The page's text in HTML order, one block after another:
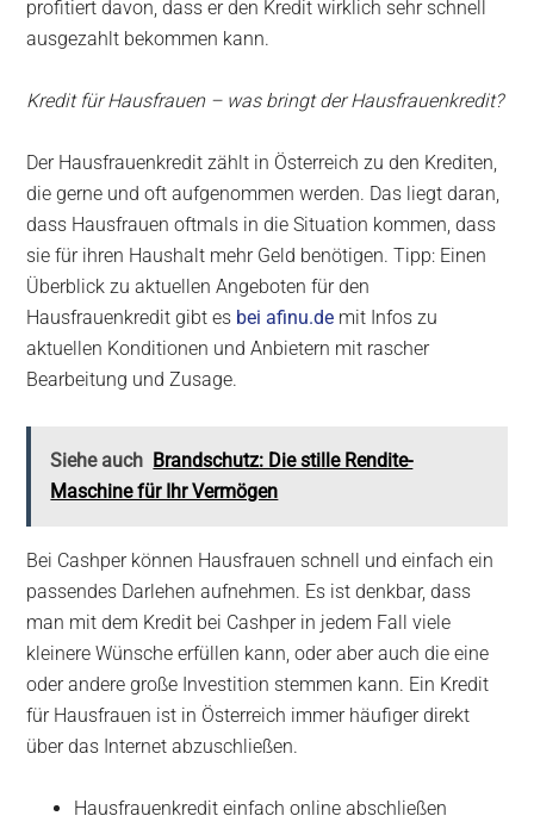
profitiert davon, dass er den Kredit wirklich sehr schnell
ausgezahlt bekommen kann.
Kredit für Hausfrauen – was bringt der Hausfrauenkredit?
Der Hausfrauenkredit zählt in Österreich zu den Krediten,
die gerne und oft aufgenommen werden. Das liegt daran,
dass Hausfrauen oftmals in die Situation kommen, dass
sie für ihren Haushalt mehr Geld benötigen. Tipp: Einen
Überblick zu aktuellen Angeboten für den
Hausfrauenkredit gibt es bei afinu.de mit Infos zu
aktuellen Konditionen und Anbietern mit rascher
Bearbeitung und Zusage.
Siehe auch Brandschutz: Die stille Rendite-
Maschine für Ihr Vermögen
Bei Cashper können Hausfrauen schnell und einfach ein
passendes Darlehen aufnehmen. Es ist denkbar, dass
man mit dem Kredit bei Cashper in jedem Fall viele
kleinere Wünsche erfüllen kann, oder aber auch die eine
oder andere große Investition stemmen kann. Ein Kredit
für Hausfrauen ist in Österreich immer häufiger direkt
über das Internet abzuschließen.
Hausfrauenkredit einfach online abschließen